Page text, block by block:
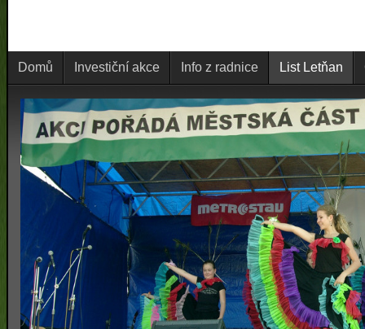
Domů Investiční akce Info z radnice List Letňan